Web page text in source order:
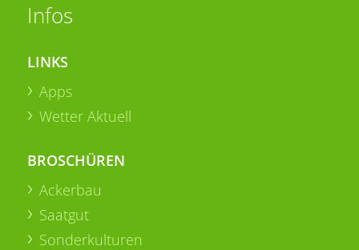
Infos
LINKS
Apps
Wetter Aktuell
BROSCHÜREN
Ackerbau
Saatgut
Sonderkulturen